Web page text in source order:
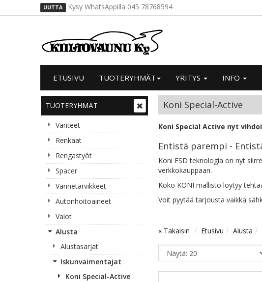
UUTTA Kysy WhatsAppilla 045 78768594
ETUSIVU TUOTERYHMÄT YRITYS INFO
TUOTERYHMÄT
Vanteet
Renkaat
Rengastyöt
Spacer
Vannetarvikkeet
Autonhoitoaineet
Valot
Alusta
Alustasarjat
Iskunvaimentajat
Koni Special-Active
Koni Special-Active
Koni Special Active nyt
Entistä parempi -
Koni FSD teknologia on nyt
verkkokauppaan.
Koko KONI mallisto löytyy
Voit pyytää tarjousta vaikka
« Takaisin Etusivu Alusta